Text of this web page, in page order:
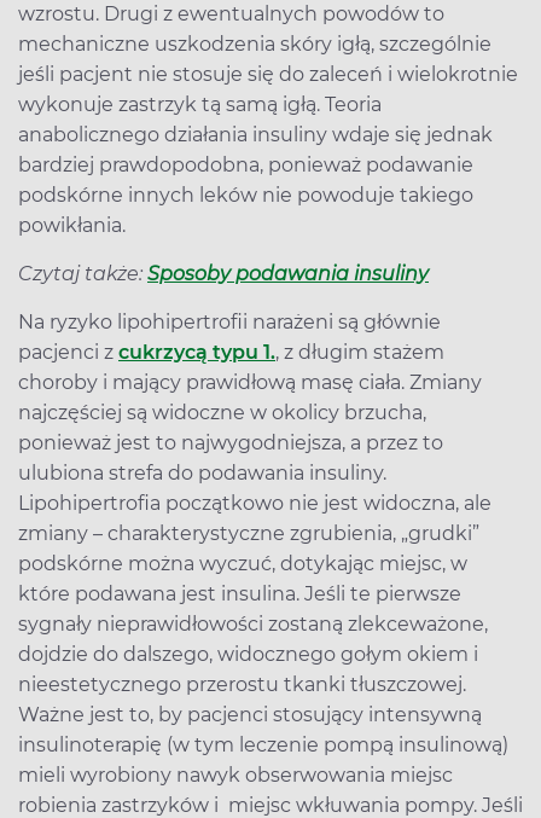
wzrostu. Drugi z ewentualnych powodów to
mechaniczne uszkodzenia skóry igłą, szczególnie
jeśli pacjent nie stosuje się do zaleceń i wielokrotnie
wykonuje zastrzyk tą samą igłą. Teoria
anabolicznego działania insuliny wdaje się jednak
bardziej prawdopodobna, ponieważ podawanie
podskórne innych leków nie powoduje takiego
powikłania.
Czytaj także: Sposoby podawania insuliny
Na ryzyko lipohipertrofii narażeni są głównie
pacjenci z cukrzycą typu 1., z długim stażem
choroby i mający prawidłową masę ciała. Zmiany
najczęściej są widoczne w okolicy brzucha,
ponieważ jest to najwygodniejsza, a przez to
ulubiona strefa do podawania insuliny.
Lipohipertrofia początkowo nie jest widoczna, ale
zmiany – charakterystyczne zgrubienia, „grudki”
podskórne można wyczuć, dotykając miejsc, w
które podawana jest insulina. Jeśli te pierwsze
sygnały nieprawidłowości zostaną zlekceważone,
dojdzie do dalszego, widocznego gołym okiem i
nieestetycznego przerostu tkanki tłuszczowej.
Ważne jest to, by pacjenci stosujący intensywną
insulinoterapię (w tym leczenie pompą insulinową)
mieli wyrobiony nawyk obserwowania miejsc
robienia zastrzyków i miejsc wkłuwania pompy. Jeśli